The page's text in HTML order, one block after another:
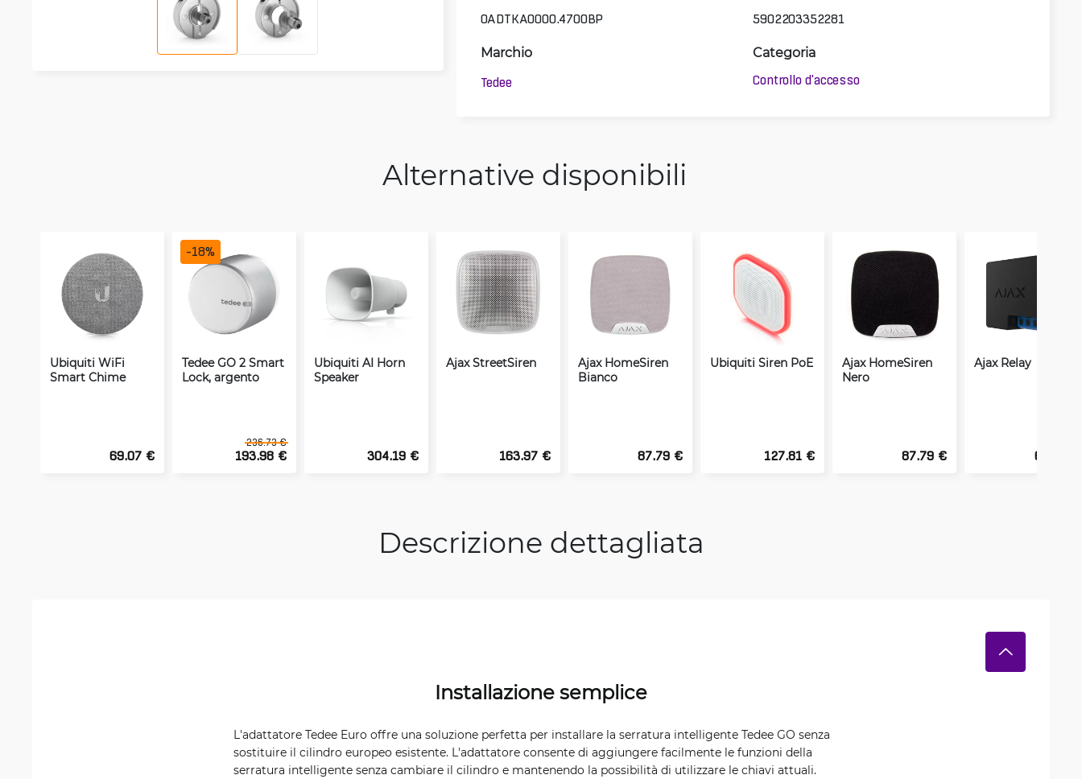
0ADTKA0000.4700BP 5902203352281
Marchio
Tedee
Categoria
Controllo d'accesso
Alternative disponibili
Ubiquiti WiFi
Smart Chime
69.07 €
Tedee GO 2 Smart
Lock, argento
236.73 €
193.98 €
-18%
Ubiquiti AI Horn
Speaker
304.19 €
Ajax StreetSiren
163.97 €
Ajax HomeSiren
Bianco
87.79 €
Ubiquiti Siren PoE
127.81 €
Ajax HomeSiren
Nero
87.79 €
Ajax Relay
61.44 €
Descrizione dettagliata
Installazione semplice
L'adattatore Tedee Euro offre una soluzione perfetta per installare la serratura intelligente Tedee GO senza
sostituire il cilindro europeo esistente. L'adattatore consente di aggiungere facilmente le funzioni della
serratura intelligente senza cambiare il cilindro e mantenendo la possibilità di utilizzare le chiavi attuali.